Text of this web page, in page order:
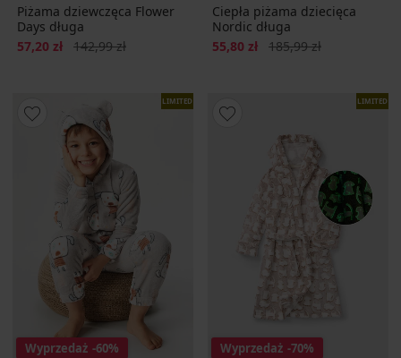
Piżama dziewczęca Flower
Days długa
Zniżka
57,20 zł Pierwotna cena
142,99 zł
Ciepła piżama dziecięca
Nordic długa
Zniżka
55,80 zł Pierwotna cena
185,99 zł
LIMITED
Wyprzedaż -60%
LIMITED
Wyprzedaż -70%